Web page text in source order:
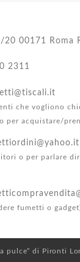
00171 Roma
2311
che vogliono
per acquistare/
o per parlare
fumetti o
di Pironti